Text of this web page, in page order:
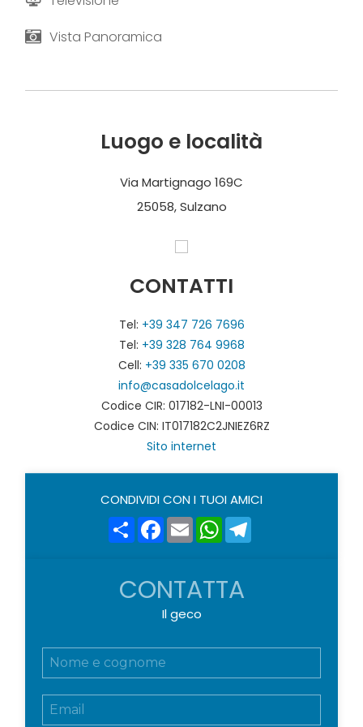
Testi e foto forniti da Il Geco
Vista Panoramica
Luogo e località
Via Martignago 169C
25058, Sulzano
CONTATTI
Tel: +39 347 726 7696
Tel: +39 328 764 9968
Cell: +39 335 670 0208
info@casadolcelago.it
Codice CIR: 017182-LNI-00013
Codice CIN: IT017182C2JNIEZ6RZ
Sito internet
CONDIVIDI CON I TUOI AMICI
ShareFacebook
EmailWhatsApp
CONTATTA
Il geco
N
E
m